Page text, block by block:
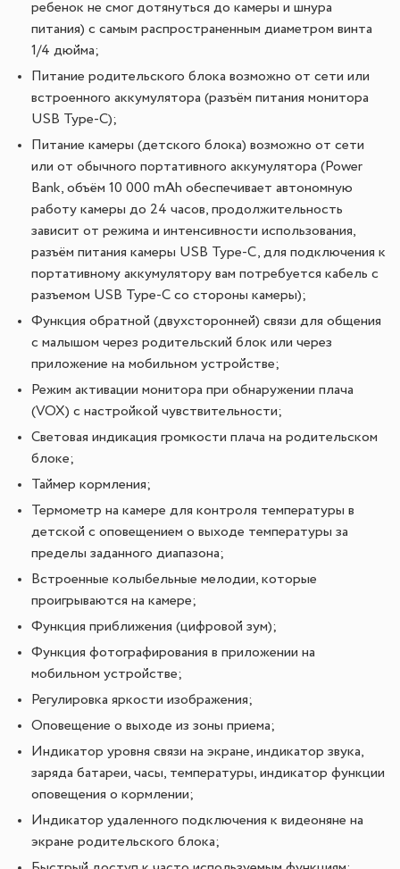
ребенок не смог дотянуться до камеры и шнура
питания) с самым распространенным диаметром винта
1/4 дюйма;
Питание родительского блока возможно от сети или
встроенного аккумулятора (разъём питания монитора
USB Type-C);
Питание камеры (детского блока) возможно от сети
или от обычного портативного аккумулятора (Power
Bank, объём 10 000 mAh обеспечивает автономную
работу камеры до 24 часов, продолжительность
зависит от режима и интенсивности использования,
разъём питания камеры USB Type-C, для подключения к
портативному аккумулятору вам потребуется кабель с
разъемом USB Type-C со стороны камеры);
Функция обратной (двухсторонней) связи для общения
с малышом через родительский блок или через
приложение на мобильном устройстве;
Режим активации монитора при обнаружении плача
(VOX) с настройкой чувствительности;
Световая индикация громкости плача на родительском
блоке;
Таймер кормления;
Термометр на камере для контроля температуры в
детской с оповещением о выходе температуры за
пределы заданного диапазона;
Встроенные колыбельные мелодии, которые
проигрываются на камере;
Функция приближения (цифровой зум);
Функция фотографирования в приложении на
мобильном устройстве;
Регулировка яркости изображения;
Оповещение о выходе из зоны приема;
Индикатор уровня связи на экране, индикатор звука,
заряда батареи, часы, температуры, индикатор функции
оповещения о кормлении;
Индикатор удаленного подключения к видеоняне на
экране родительского блока;